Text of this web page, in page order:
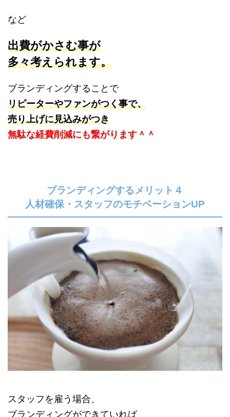
など
出費がかさむ事が
多々考えられます。
ブランディングすることで
リピーターやファンがつく事で、
売り上げに見込みがつき
無駄な経費削減にも繋がります＾＾
ブランディングするメリット４
人材確保・スタッフのモチベーションUP
スタッフを雇う場合、
ブランディングができていれば